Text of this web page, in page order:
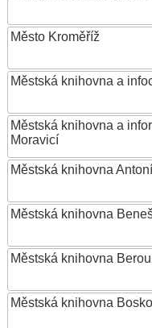
Město Kroměříž
Městská knihovna a
Městská knihovna a
Moravicí
Městská knihovna
Městská knihovna
Městská knihovna
Městská knihovna